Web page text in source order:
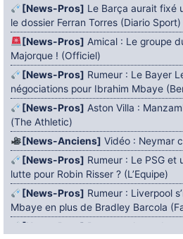
[News-Pros] Le Barça aurait fixé
le dossier Ferran Torres (Diario Sport)
[News-Pros] Amical : Le groupe
Majorque ! (Officiel)
[News-Pros] Rumeur : Le Bayer
négociations pour Ibrahim Mbaye
[News-Pros] Aston Villa :
(The Athletic)
[News-Anciens] Vidéo : Neymar
[News-Pros] Rumeur : Le PSG et
lutte pour Robin Risser ? (L’Equipe)
[News-Pros] Rumeur : Liverpool
Mbaye en plus de Bradley Barcola
[News-Pros]
Rumeur : Accord